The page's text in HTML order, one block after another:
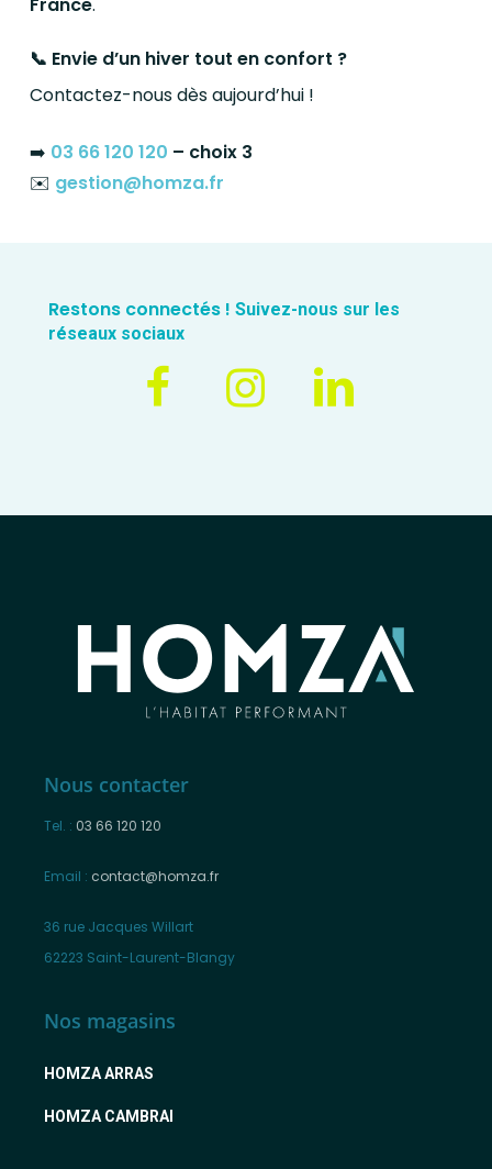
📞 Envie d’un hiver tout en confort ?
Contactez-nous dès aujourd’hui !
➡️ 03 66 120 120 – choix 3
✉️ gestion@homza.fr
Restons connectés ! Suivez-nous sur les
réseaux sociaux
Nous contacter
Tel. : 03 66 120 120
Email : contact@homza.fr
36 rue Jacques Willart
62223 Saint-Laurent-Blangy
Nos magasins
HOMZA ARRAS
HOMZA CAMBRAI